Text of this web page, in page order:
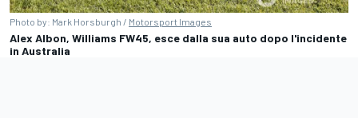
Photo by: Mark Horsburgh / Motorsport Images
Alex Albon, Williams FW45, esce dalla sua auto dopo l'incidente
in Australia